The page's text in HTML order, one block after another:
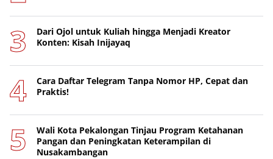
Dari Ojol untuk Kuliah hingga Menjadi Kreator
Konten: Kisah Inijayaq
Cara Daftar Telegram Tanpa Nomor HP, Cepat dan
Praktis!
Wali Kota Pekalongan Tinjau Program Ketahanan
Pangan dan Peningkatan Keterampilan di
Nusakambangan